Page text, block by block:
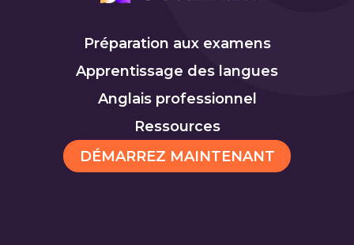
Préparation aux examens
Apprentissage des langues
Anglais professionnel
Ressources
DÉMARREZ MAINTENANT